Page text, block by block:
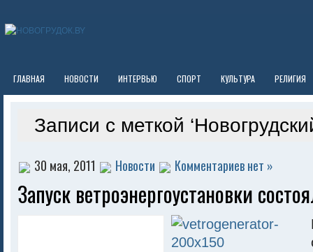
ГЛАВНАЯ НОВОСТИ ИНТЕРВЬЮ СПОРТ КУЛЬТУРА РЕЛИГИЯ
Записи с меткой
30 мая, 2011 Новости Комментариев нет »
Запуск ветроэнергоустановки